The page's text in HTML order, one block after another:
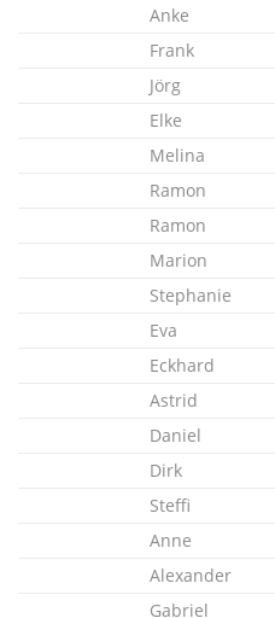
Anke
Frank
Jörg
Elke
Melina
Ramon
Ramon
Marion
Stephanie
Eva
Eckhard
Astrid
Daniel
Dirk
Steffi
Anne
Alexander
Gabriel